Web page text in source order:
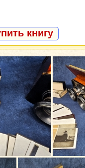
книгу